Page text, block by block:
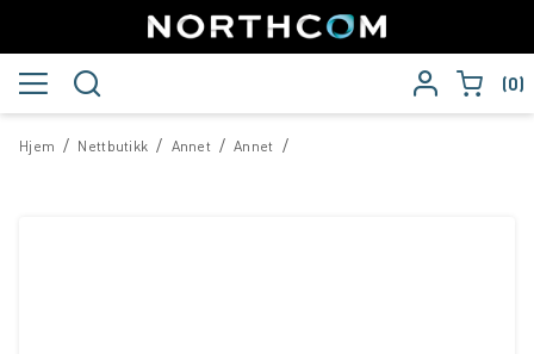
0
/
Hjem /
Nettbutikk /
Annet /
Annet